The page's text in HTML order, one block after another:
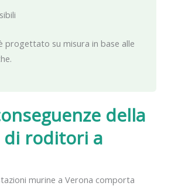
della
di roditori a
murine a Verona comporta
progettato su misura in base alle